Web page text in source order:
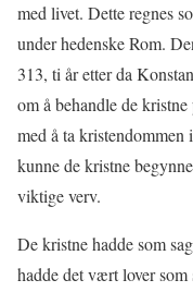
med livet. Dette regnes
under hedenske Rom.
313, ti år etter da
om å behandle de
med å ta kristendommen
kunne de kristne
viktige verv.
De kristne hadde som
hadde det vært lover